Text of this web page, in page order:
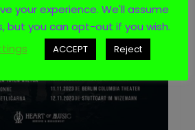
your experience. We'll assume
but you can opt-out if you wish.
ACCEPT Reject